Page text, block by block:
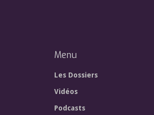
Menu
Les Dossiers
Vidéos
Podcasts